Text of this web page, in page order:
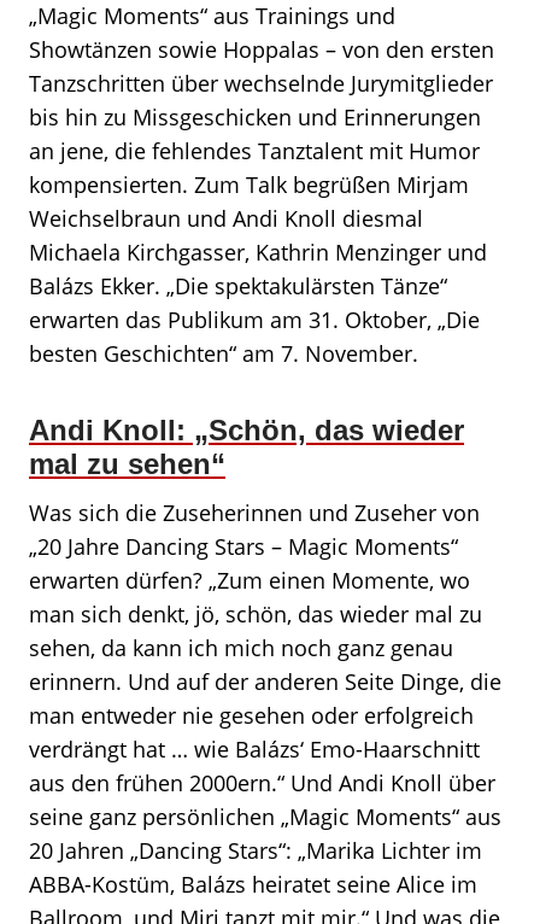
„Magic Moments“ aus Trainings und
Showtänzen sowie Hoppalas – von den ersten
Tanzschritten über wechselnde Jurymitglieder
bis hin zu Missgeschicken und Erinnerungen
an jene, die fehlendes Tanztalent mit Humor
kompensierten. Zum Talk begrüßen Mirjam
Weichselbraun und Andi Knoll diesmal
Michaela Kirchgasser, Kathrin Menzinger und
Balázs Ekker. „Die spektakulärsten Tänze“
erwarten das Publikum am 31. Oktober, „Die
besten Geschichten“ am 7. November.
Andi Knoll: „Schön, das wieder
mal zu sehen“
Was sich die Zuseherinnen und Zuseher von
„20 Jahre Dancing Stars – Magic Moments“
erwarten dürfen? „Zum einen Momente, wo
man sich denkt, jö, schön, das wieder mal zu
sehen, da kann ich mich noch ganz genau
erinnern. Und auf der anderen Seite Dinge, die
man entweder nie gesehen oder erfolgreich
verdrängt hat … wie Balázs‘ Emo-Haarschnitt
aus den frühen 2000ern.“ Und Andi Knoll über
seine ganz persönlichen „Magic Moments“ aus
20 Jahren „Dancing Stars“: „Marika Lichter im
ABBA-Kostüm, Balázs heiratet seine Alice im